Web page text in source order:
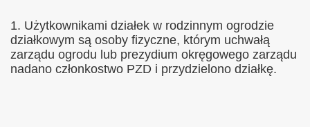
1. Użytkownikami działek w rodzinnym ogrodzie
działkowym są osoby fizyczne, którym uchwałą
zarządu ogrodu lub prezydium okręgowego zarządu
nadano członkostwo PZD i przydzielono działkę.